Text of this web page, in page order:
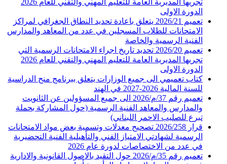
الدورة الاولى
تعميم 2026/21 يتعلق باعادة تحديد النطاق الجغرافي لمراكز
الامتحانات للطلاب المسجلين في عدد من المعاهد والمدارس
الفنية الرسمية والخاصة
تعميم 2026/20 تحديد تاريخ اجراء الامتحانات الرسمية التي
تجريها المديرية العامة للتعليم المهني والتقني للعام 2026
الدورة الاولى
كتاب تعميمي الى جميع الوزارات يتعلق ببرنامج منح الدراسية
للسنة المالية 2026-2027 في الهند
تعميم رقم 37/م/2026 الى جميع المسؤولين عن الثانويت
والمدارس والمعاهد الفنية الرسمية (حول المشاركة بحملة
تبرع للصليب الاحمر اللبناني)
قرار 2026/258 تصحيح معدلات وتسمية بعض مواد الامتحانات
الرسمية لشهادتي الامتياز الفني والتأهيلية الفنية التحضيرية
في عدد من الاختصاصات لدورة عام 2026
تعميم رقم 35/م/2026 حول التقيد بالاصول القانونية والادارية